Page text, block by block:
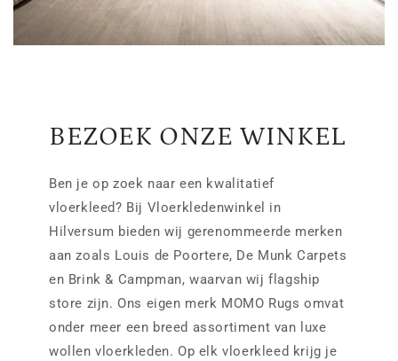
BEZOEK ONZE WINKEL
Ben je op zoek naar een kwalitatief
vloerkleed? Bij Vloerkledenwinkel in
Hilversum bieden wij gerenommeerde merken
aan zoals Louis de Poortere, De Munk Carpets
en Brink & Campman, waarvan wij flagship
store zijn. Ons eigen merk MOMO Rugs omvat
onder meer een breed assortiment van luxe
wollen vloerkleden. Op elk vloerkleed krijg je